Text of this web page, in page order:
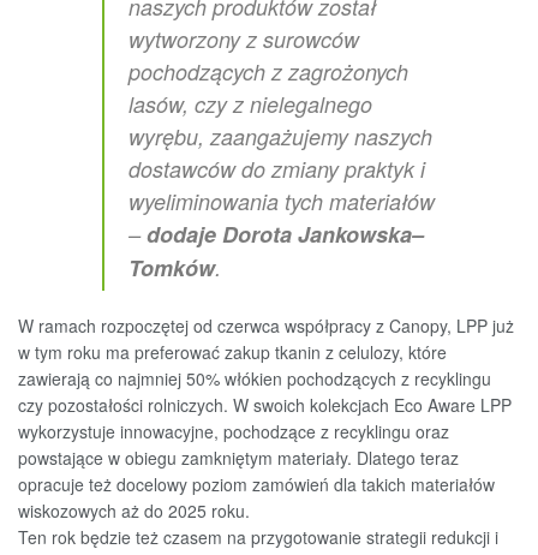
naszych produktów został
wytworzony z surowców
pochodzących z zagrożonych
lasów, czy z nielegalnego
wyrębu, zaangażujemy naszych
dostawców do zmiany praktyk i
wyeliminowania tych materiałów
–dodaje Dorota Jankowska–
Tomków.
W ramach rozpoczętej od czerwca współpracy z Canopy, LPP już
w tym roku ma preferować zakup tkanin z celulozy, które
zawierają co najmniej 50% włókien pochodzących z recyklingu
czy pozostałości rolniczych. W swoich kolekcjach Eco Aware LPP
wykorzystuje innowacyjne, pochodzące z recyklingu oraz
powstające w obiegu zamkniętym materiały. Dlatego teraz
opracuje też docelowy poziom zamówień dla takich materiałów
wiskozowych aż do 2025 roku.
Ten rok będzie też czasem na przygotowanie strategii redukcji i